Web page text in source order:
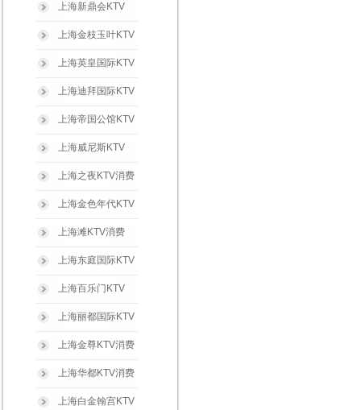
上海新鼎会KTV
上海金枝玉叶KTV
上海英皇国际KTV
上海迪拜国际KTV
上海帝国公馆KTV
上海威尼斯KTV
上海之夜KTV消费
上海金色年代KTV
上海滩KTV消费
上海东庭国际KTV
上海百乐门KTV
上海丽都国际KTV
上海金尊KTV消费
上海华都KTV消费
上海白金翰宫KTV